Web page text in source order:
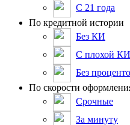
С 21 года
По кредитной истории
Без КИ
С плохой КИ
Без
По скорости
Срочные
За минуту